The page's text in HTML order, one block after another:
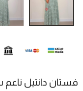
فستان دانتيل